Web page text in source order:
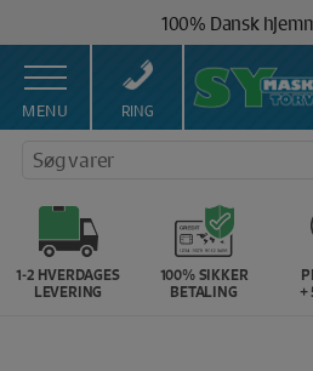
indholdet
100% Dansk
Brug for hjælp? Ring på
Vi matcher alle
MENU RING
Søg varer
1-2 HVERDAGES
LEVERING
100% SIKKER
BETALING
+